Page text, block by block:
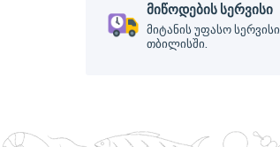
მიწოდების სერვისი
მიტანის უფასო სერვისი
თბილისში.